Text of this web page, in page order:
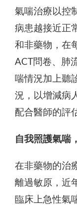
氣喘治療以控
病患越接近正
和非藥物，在
ACT問卷、肺
喘情況加上聽
況，以增減病
配合醫師的評
自我照護氣喘
在非藥物的治
離過敏原，近
臨床上急性氣